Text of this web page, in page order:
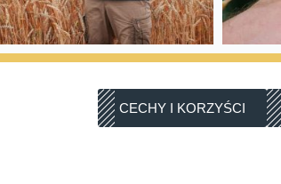
CECHY I KORZYŚCI